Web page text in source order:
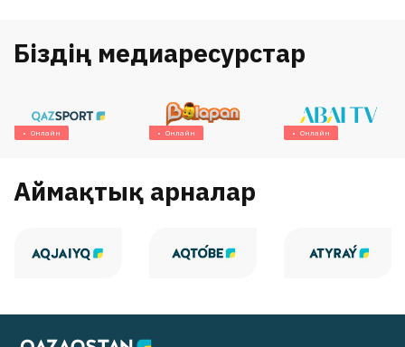
Біздің медиаресурстар
Онлайн Онлайн Онлайн
Аймақтық арналар